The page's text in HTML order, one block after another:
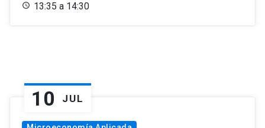
13:35 a 14:30
10 JUL